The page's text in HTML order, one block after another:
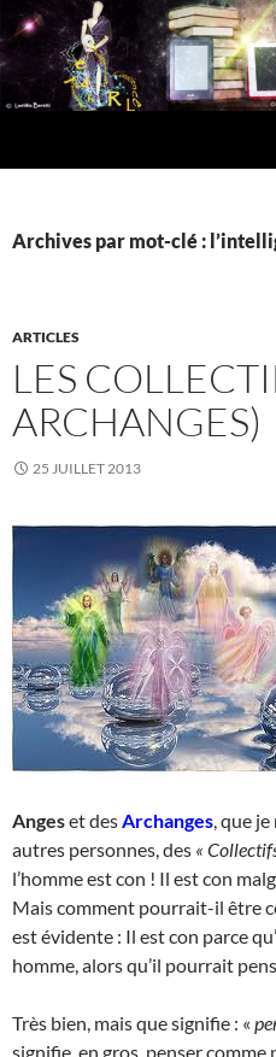
Aller
au
contenu
Archives par mot-clé :
ARTICLES
LES
ARCHANGES)
25 JUILLET 2013
Angeset des Archanges , que
autres personnes, des «
l’homme est con ! Il est con
Mais comment pourrait-il être
est évidente : Il est con parce
homme, alors qu’il pourrait
Très bien, mais que signifie : «
signifie, en gros, penser